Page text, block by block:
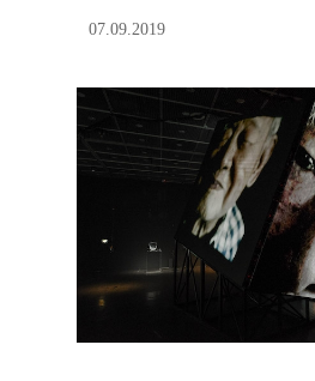
07.09.2019